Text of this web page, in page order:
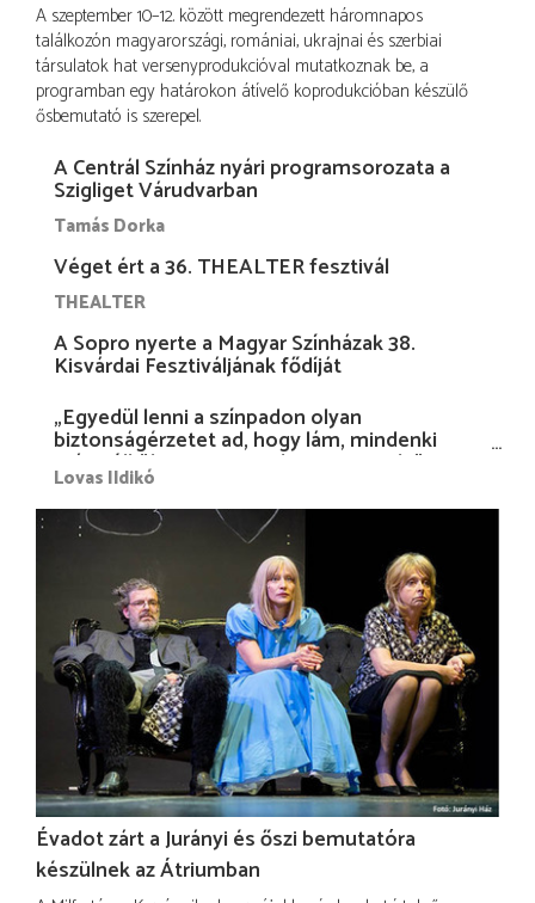
A szeptember 10–12. között megrendezett háromnapos
találkozón magyarországi, romániai, ukrajnai és szerbiai
társulatok hat versenyprodukcióval mutatkoznak be, a
programban egy határokon átívelő koprodukcióban készülő
ősbemutató is szerepel.
A Centrál Színház nyári programsorozata a
Szigliget Várudvarban
Tamás Dorka
Véget ért a 36. THEALTER fesztivál
THEALTER
A Sopro nyerte a Magyar Színházak 38.
Kisvárdai Fesztiváljának fődíját
„Egyedül lenni a színpadon olyan
biztonságérzetet ad, hogy lám, mindenki
más nélkül is megvagyok magammal…”
Lovas Ildikó
Évadot zárt a Jurányi és őszi bemutatóra
készülnek az Átriumban